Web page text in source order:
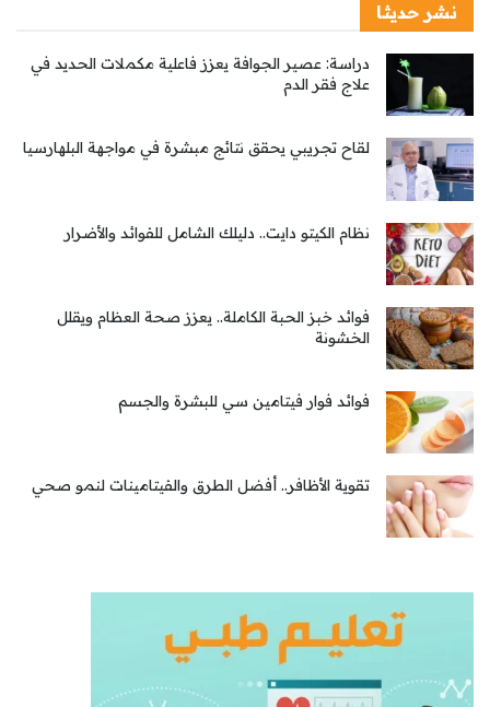
نشر حديثا
دراسة: عصير الجوافة يعزز فاعلية مكملات الحديد في
علاج فقر الدم
لقاح تجريبي يحقق نتائج مبشرة في مواجهة البلهارسيا
نظام الكيتو دايت.. دليلك الشامل للفوائد والأضرار
فوائد خبز الحبة الكاملة.. يعزز صحة العظام ويقلل
الخشونة
فوائد فوار فيتامين سي للبشرة والجسم
تقوية الأظافر.. أفضل الطرق والفيتامينات لنمو صحي